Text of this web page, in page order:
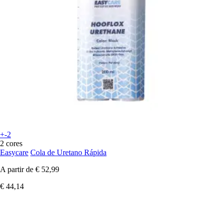
+-2
2 cores
Easycare Cola de Uretano Rápida
A partir de € 52,99
€ 44,14